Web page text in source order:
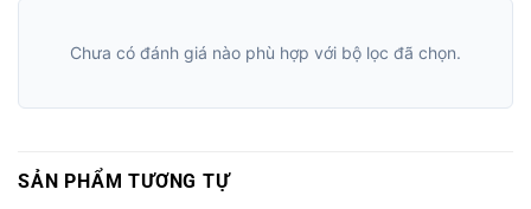
Chưa có đánh giá nào phù hợp với bộ lọc đã chọn.
SẢN PHẨM TƯƠNG TỰ